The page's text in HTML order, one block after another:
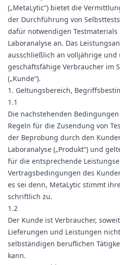
(„MetaLytic“) bietet die
der Durchführung von
dafür notwendigen
Laboranalyse an. Das
ausschließlich an volljährige und
geschäftsfähige Verbraucher im
(„Kunde“).
1. Geltungsbereich,
1.1
Die nachstehenden Bedingungen
Regeln für die Zusendung von
der Beprobung durch den
Laboranalyse („Produkt“) und
für die entsprechende
Vertragsbedingungen des
es sei denn, MetaLytic stimmt
schriftlich zu.
1.2
Der Kunde ist Verbraucher,
Lieferungen und Leistungen
selbständigen beruflichen
kann.